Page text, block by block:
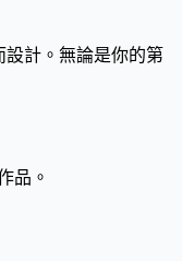
計。無論是你的第
品。